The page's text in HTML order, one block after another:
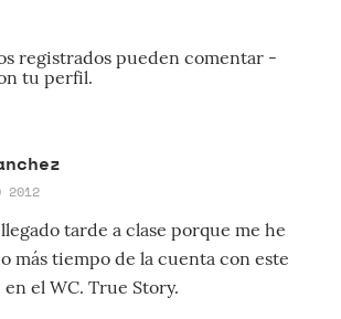
registrados pueden comentar -
tu perfil.
2012
tarde a clase porque me he
más tiempo de la cuenta con este
el WC. True Story.